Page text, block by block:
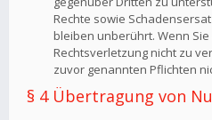
Rechte sowie
bleiben unberührt. Wenn
Rechtsverletzung nicht zu
zuvor genannten Pflichten
§ 4 Übertragung von